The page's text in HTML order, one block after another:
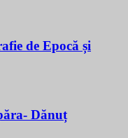
de Epocă și
Dănuț